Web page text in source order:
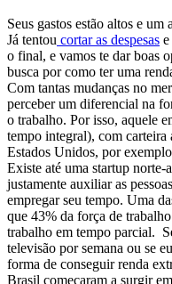
Seus gastos estão altos e
Já tentou cortar as despesas
o final, e vamos te dar boas
busca por como ter uma
Com tantas mudanças no
perceber um diferencial na
o trabalho. Por isso, aquele
tempo integral), com carteira
Estados Unidos, por
Existe até uma startup norte-
justamente auxiliar as
empregar seu tempo. Uma
que 43% da força de
trabalho em tempo parcial.
televisão por semana ou se
forma de conseguir renda
Brasil começaram a surgir